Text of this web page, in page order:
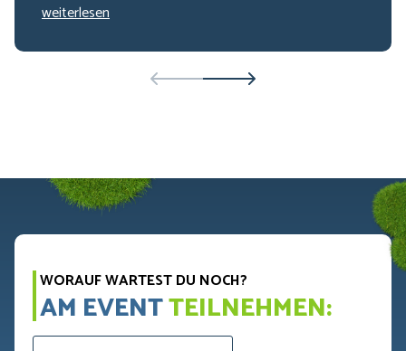
aufbauend eine passende Akquisestrategie zu
Personenmarke, mein Marketing und auch ein
Stückweit meinen Vertriebsprozess
und nachzudenken. Gerade das verankert das
erarbeitete enorm. Mit der Zusammenarbeit bin
ich sehr zufrieden und kann Sebastian
uneingeschränkt weiterempfehlen.
weiterlesen
WORAUF WARTEST DU NOCH?
AM EVENTTEILNEHMEN: